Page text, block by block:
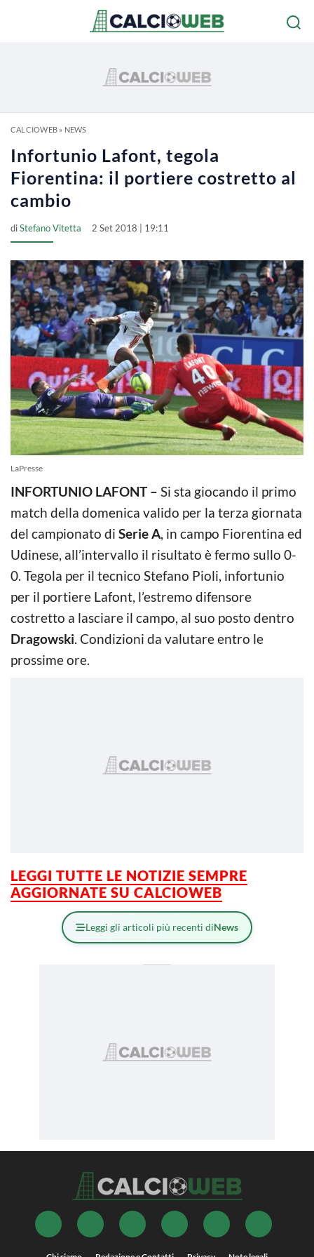
CALCIOWEB» NEWS
Infortunio Lafont, tegola
Fiorentina: il portiere costretto al
cambio
diStefano Vitetta 2 Set 2018 | 19:11
LaPresse
INFORTUNIO LAFONT – Si sta giocando il primo
match della domenica valido per la terza giornata
del campionato di Serie A, in campo Fiorentina ed
Udinese, all’intervallo il risultato è fermo sullo 0-
0. Tegola per il tecnico Stefano Pioli, infortunio
per il portiere Lafont, l’estremo difensore
costretto a lasciare il campo, al suo posto dentro
Dragowski. Condizioni da valutare entro le
prossime ore.
LEGGI TUTTE LE NOTIZIE SEMPRE
AGGIORNATE SU CALCIOWEB
Leggi gli articoli più recenti diNews